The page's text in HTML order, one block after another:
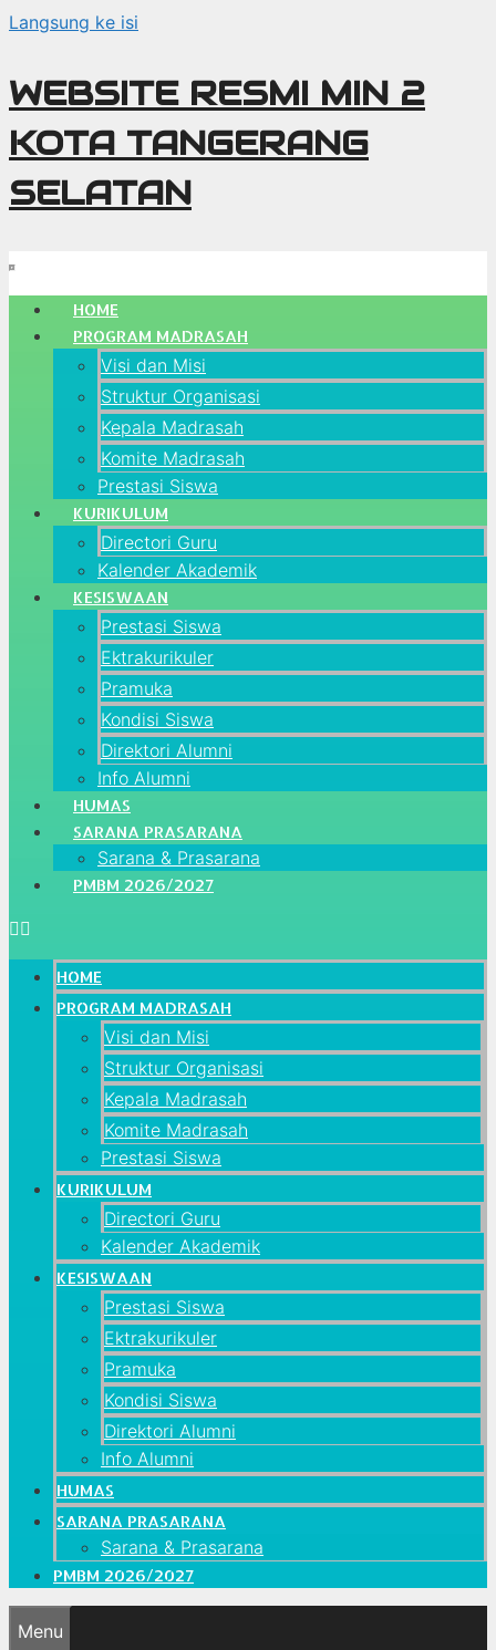
Langsung ke isi
WEBSITE RESMI MIN 2
KOTA TANGERANG
SELATAN
HOME
PROGRAM MADRASAH
Visi dan Misi
Struktur Organisasi
Kepala Madrasah
Komite Madrasah
Prestasi Siswa
KURIKULUM
Directori Guru
Kalender Akademik
KESISWAAN
Prestasi Siswa
Ektrakurikuler
Pramuka
Kondisi Siswa
Direktori Alumni
Info Alumni
HUMAS
SARANA PRASARANA
Sarana & Prasarana
PMBM 2026/2027
HOME
PROGRAM MADRASAH
Visi dan Misi
Struktur Organisasi
Kepala Madrasah
Komite Madrasah
Prestasi Siswa
KURIKULUM
Directori Guru
Kalender Akademik
KESISWAAN
Prestasi Siswa
Ektrakurikuler
Pramuka
Kondisi Siswa
Direktori Alumni
Info Alumni
HUMAS
SARANA PRASARANA
Sarana & Prasarana
PMBM 2026/2027
Menu